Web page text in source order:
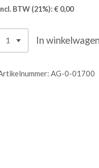
BTW (21%): € 0,00
In
AG-0-01700